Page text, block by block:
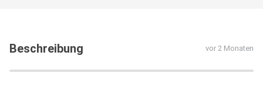
Beschreibung vor 2 Monaten